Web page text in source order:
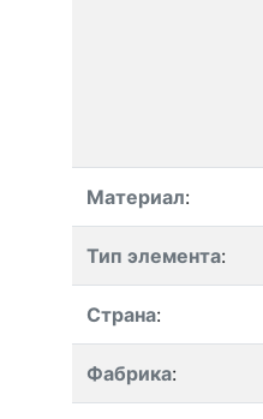
Материал:
Тип элемента:
Страна:
Фабрика: